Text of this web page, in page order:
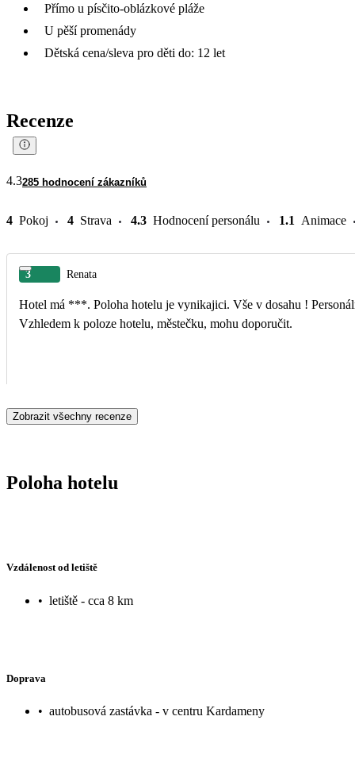
Přímo u písčito-oblázkové pláže
U pěší promenády
Dětská cena/sleva pro děti do: 12 let
Recenze
4.3285 hodnocení zákazníků
4 Pokoj 4 Strava 4.3 Hodnocení personálu 1.1 Animace
3 Renata
Hotel má ***. Poloha hotelu je vynikajici. Vše v dosahu ! Personální hotelu byl milý. Hotel čistý. Jidlo slabší, ale dostačující. Matrace a klimatizace slabší stránka hotelu.
Vzhledem k poloze hotelu, městečku, mohu doporučit.
Zobrazit všechny recenze
Poloha hotelu
Vzdálenost od letiště
• letiště - cca 8 km
Doprava
• autobusová zastávka - v centru Kardameny